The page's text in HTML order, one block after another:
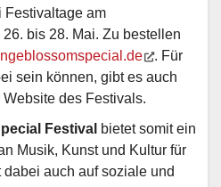
Festivaltage am
bis 28. Mai. Zu bestellen
. Für
sein können, gibt es auch
des Festivals.
Festival bietet somit ein
Musik, Kunst und Kultur für
auch auf soziale und